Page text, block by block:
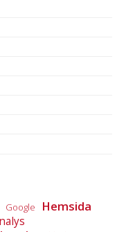
Google Hemsida